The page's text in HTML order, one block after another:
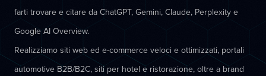
farti trovare e citare da ChatGPT, Gemini, Claude, Perplexity e
Google AI Overview.
Realizziamo siti web ed e-commerce veloci e ottimizzati, portali
automotive B2B/B2C, siti per hotel e ristorazione, oltre a brand